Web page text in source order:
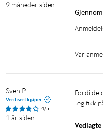
9 måneder siden
Var
Sven P
Verifisert kjøper
4/5
1 år siden
Fordi de oppfylte mine forventninger til funksjonell beskyttelse.
Jeg fikk